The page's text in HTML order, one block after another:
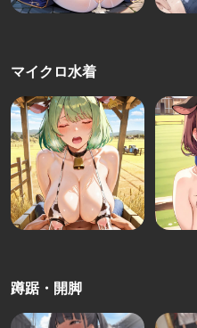
マイクロ水着
蹲踞・開脚